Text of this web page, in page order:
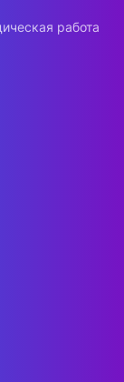
работа